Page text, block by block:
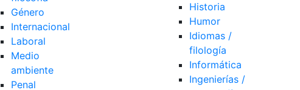
Género
Internacional
Laboral
Medio
ambiente
Penal
Historia
Humor
Idiomas /
filología
Informática
Ingenierías /